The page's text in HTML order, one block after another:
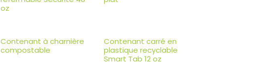
oz
Contenant à charnière
compostable
Contenant carré en
plastique recyclable
Smart Tab 12 oz